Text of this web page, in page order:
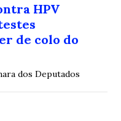
HPV
de colo do
dos Deputados